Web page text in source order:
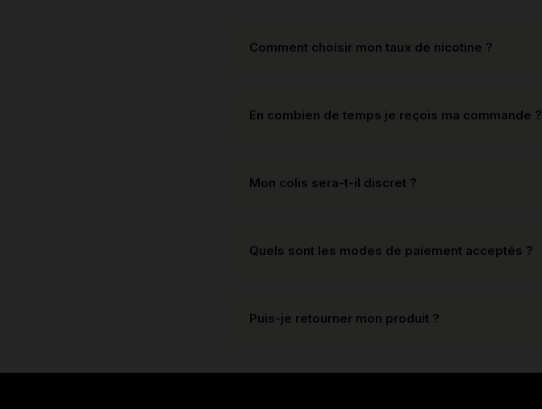
Comment choisir mon taux de nicotine ?
En combien de temps je reçois ma commande ?
Mon colis sera-t-il discret ?
Quels sont les modes de paiement acceptés ?
Puis-je retourner mon produit ?